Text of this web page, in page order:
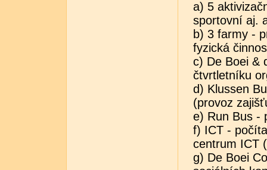
a) 5
sportovní aj.
b) 3 farmy -
fyzická
c) De Boei &
čtvrtletníku
d) Klussen
(provoz
e) Run Bus -
f) ICT -
centrum ICT
g) De Boei